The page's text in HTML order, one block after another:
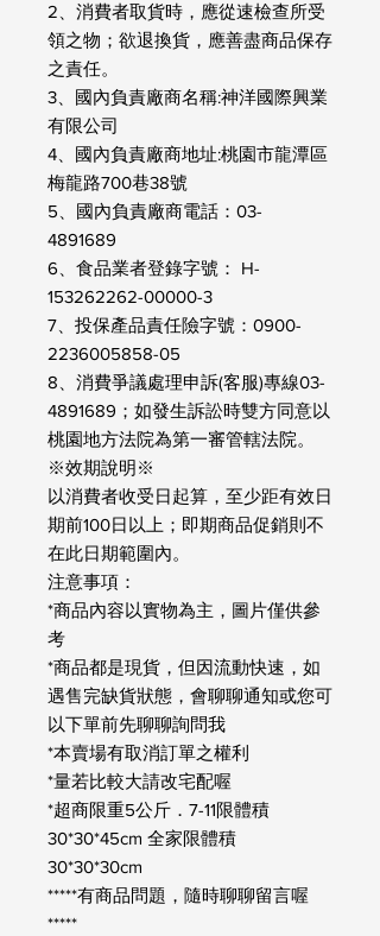
2、消費者取貨時，應從速檢查所受
領之物；欲退換貨，應善盡商品保存
之責任。
3、國內負責廠商名稱:神洋國際興業
有限公司
4、國內負責廠商地址:桃園市龍潭區
梅龍路700巷38號
5、國內負責廠商電話：03-
4891689
6、食品業者登錄字號： H-
153262262-00000-3
7、投保產品責任險字號：0900-
2236005858-05
8、消費爭議處理申訴(客服)專線03-
4891689；如發生訴訟時雙方同意以
桃園地方法院為第一審管轄法院。
※效期說明※
以消費者收受日起算，至少距有效日
期前100日以上；即期商品促銷則不
在此日期範圍內。
注意事項：
*商品內容以實物為主，圖片僅供參
考
*商品都是現貨，但因流動快速，如
遇售完缺貨狀態，會聊聊通知或您可
以下單前先聊聊詢問我
*本賣場有取消訂單之權利
*量若比較大請改宅配喔
*超商限重5公斤．7-11限體積
30*30*45cm 全家限體積
30*30*30cm
*****有商品問題，隨時聊聊留言喔
*****